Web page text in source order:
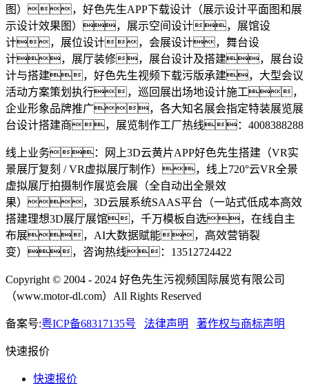
图），好色先生APP下载设计（展示设计平面图和展
示设计效果图），展示空间设计，展馆设
计，展位设计，会展设计，舞台设
计，展厅装修，展台设计及搭建，展台设
计与搭建，好色先生视频下载污版承建，大型会议
活动方案策划执行，巡回展出场地设计施工，
企业形象品牌推广，各大知名展会指定特装展览展
台设计搭建商，展览制作工厂热线：4008388288
线上业务：网上3D云黄片APP好色先生搭建（VR实
景展厅复刻 / VR虚拟展厅制作），线上720°云VR全景
虚拟展厅拍摄制作展览会展（全自动出全景效
果），3D云展系统SAAS平台（一站式低成本高效
搭建理想3D展厅展馆，千万模板自选，在线自主
布展，AI大数据赋能，高效营销裂
变），咨询热线：13512724422
Copyright © 2004 - 2024 好色先生污视频国际展览有限公司
（www.motor-dl.com）All Rights Reserved
备案号:粤ICP备68317135号 法律声明 著作权与商标声明
快速报价
快速报价